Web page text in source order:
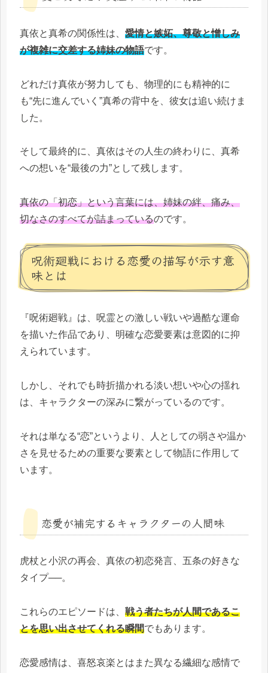
真依と真希の関係性は、 愛情と嫉妬、尊敬と憎しみ
が複雑に交差する姉妹の物語です。
どれだけ真依が努力しても、物理的にも精神的に
も“先に進んでいく”真希の背中を、彼女は追い続けま
した。
そして最終的に、真依はその人生の終わりに、真希
への想いを“最後の力”として残します。
真依の「初恋」という言葉には、姉妹の絆、痛み、
切なさのすべてが詰まっているのです。
呪術廻戦における恋愛の描写が示す意
味とは
『呪術廻戦』は、呪霊との激しい戦いや過酷な運命
を描いた作品であり、明確な恋愛要素は意図的に抑
えられています。
しかし、それでも時折描かれる淡い想いや心の揺れ
は、キャラクターの深みに繋がっているのです。
それは単なる“恋”というより、人としての弱さや温か
さを見せるための重要な要素として物語に作用して
います。
恋愛が補完するキャラクターの人間味
虎杖と小沢の再会、真依の初恋発言、五条の好きな
タイプ──。
これらのエピソードは、 戦う者たちが人間であるこ
とを思い出させてくれる瞬間でもあります。
恋愛感情は、喜怒哀楽とはまた異なる繊細な感情で